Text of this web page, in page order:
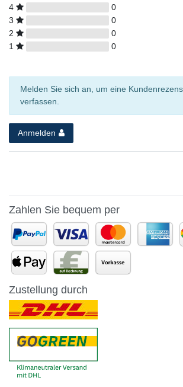
4
0
3
0
2
0
1
0
Melden Sie sich an, um eine
verfassen.
Anmelden
Zahlen Sie bequem per
Zustellung durch